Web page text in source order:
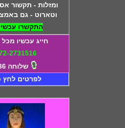
ומזלות - תקשור
וטארוט - גם
התקשרו
חייג עכשיו מכל
2731516
שלוחה 536
לפרטים לחץ